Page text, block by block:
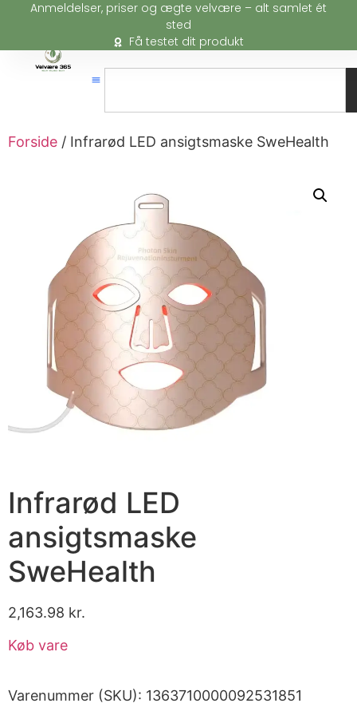
Anmeldelser, priser og ægte velvære – alt samlet ét
sted
Få testet dit produkt
Forside / Infrarød LED ansigtsmaske SweHealth
Infrarød LED
ansigtsmaske
SweHealth
2,163.98 kr.
Køb vare
Varenummer (SKU): 1363710000092531851